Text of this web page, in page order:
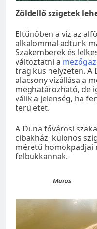
Zöldellő szigetek
Eltűnőben a víz az
alkalommal adtunk
Szakemberek és
változtatni a
tragikus helyzeten. A
alacsony vízállása a
meghatározható, de
válik a jelenség, ha
területet.
A Duna fővárosi
cibakházi különös
méretű homokpadjai
felbukkannak.
Maros